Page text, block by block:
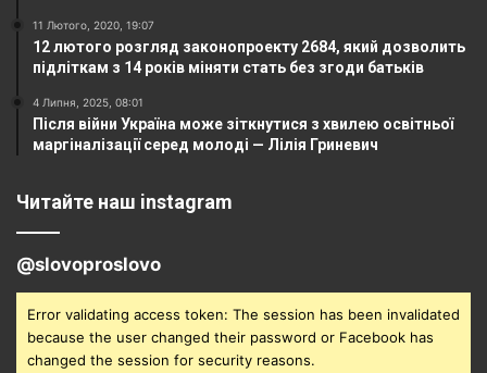
11 Лютого, 2020, 19:07
12 лютого розгляд законопроекту 2684, який дозволить
підліткам з 14 років міняти стать без згоди батьків
4 Липня, 2025, 08:01
Після війни Україна може зіткнутися з хвилею освітньої
маргіналізації серед молоді — Лілія Гриневич
Читайте наш instagram
@slovoproslovo
Error validating access token: The session has been invalidated
because the user changed their password or Facebook has
changed the session for security reasons.